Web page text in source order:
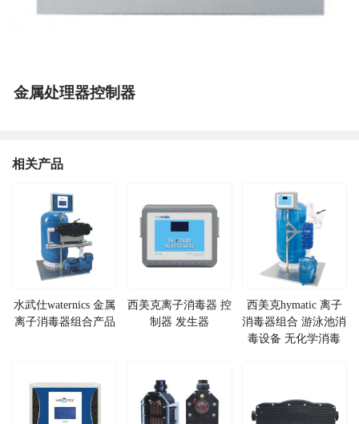
金属处理器控制器
相关产品
水武仕waternics 金属
离子消毒器组合产品
西美克离子消毒器 控
制器 发生器
西美克hymatic 离子
消毒器组合 游泳池消
毒设备 无化学消毒